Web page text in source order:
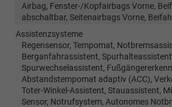
Airbag, Fenster-/Kopfairbags Vorne,
abschaltbar, Seitenairbags Vorne,
Assistenzsysteme
Regensensor, Tempomat,
Berganfahrassistent,
Spurwechselassistent,
Abstandstempomat adaptiv (ACC),
Toter-Winkel-Assistent, Stauassistent,
Sensor, Notrufsystem, Autonomes